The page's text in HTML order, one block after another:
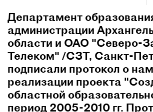
Департамент
администрации
области и ОАО "Северо-
Телеком" /СЗТ, Санкт-
подписали протокол о
реализации проекта
областной
период 2005-2010 гг.